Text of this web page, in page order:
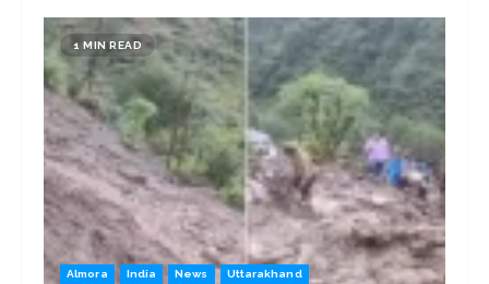
1 MIN READ
Almora India News Uttarakhand